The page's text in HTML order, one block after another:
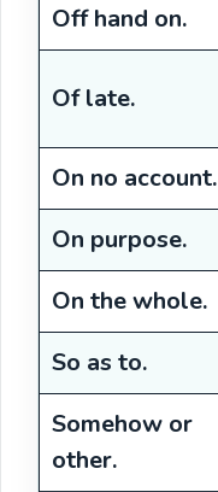
Off hand on.
Of late.
On no account.
On purpose.
On the whole.
So as to.
Somehow or
other.